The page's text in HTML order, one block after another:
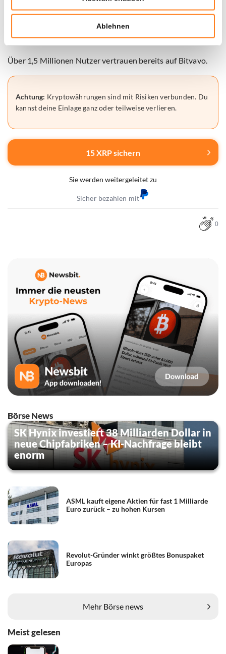
Ablehnen
Bonus zu erhalten.
👉 Konto eröffnen und 15 XRP gratis erhalten
Über 1,5 Millionen Nutzer vertrauen bereits auf Bitvavo.
Achtung: Kryptowährungen sind mit Risiken verbunden. Du
kannst deine Einlage ganz oder teilweise verlieren.
15 XRP sichern
Sie werden weitergeleitet zu
Sicher bezahlen mit
0
Börse News
SK Hynix investiert 38 Milliarden Dollar in
neue Chipfabriken – KI-Nachfrage bleibt
enorm
ASML kauft eigene Aktien für fast 1 Milliarde
Euro zurück – zu hohen Kursen
Revolut-Gründer winkt größtes Bonuspaket
Europas
Mehr Börse news
Meist gelesen